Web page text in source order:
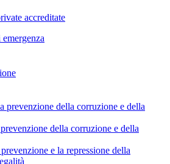
accreditate
prevenzione della corruzione e della
della corruzione e della
e la repressione della